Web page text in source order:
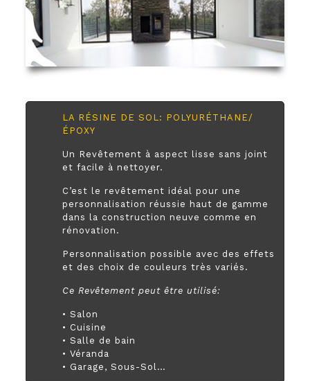
LA RÉSINE DE SOL: POLYURÉTHANE/
ÉPOXY
Un Revêtement à aspect lisse sans joint
et facile à nettoyer.
C’est le revêtement idéal pour une
personnalisation réussie haut de gamme
dans la construction neuve comme en
rénovation.
Personnalisation possible avec des effets
et des choix de couleurs très variés.
Ce Revêtement peut être utilisé:
• Salon
• Cuisine
• Salle de bain
• Véranda
• Garage, Sous-Sol…